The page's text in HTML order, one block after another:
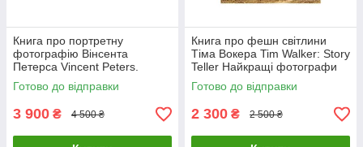
Книга про портретну
фотографію Вінсента
Петерса Vincent Peters.
Personal Фотоальбоми
відомих фотографів
Готово до відправки
3 900 ₴ 4 500 ₴
Книга про фешн світлини
Тіма Вокера Tim Walker: Story
Teller Найкращі фотографи
світу книги для фотографів
Готово до відправки
2 300 ₴ 2 500 ₴